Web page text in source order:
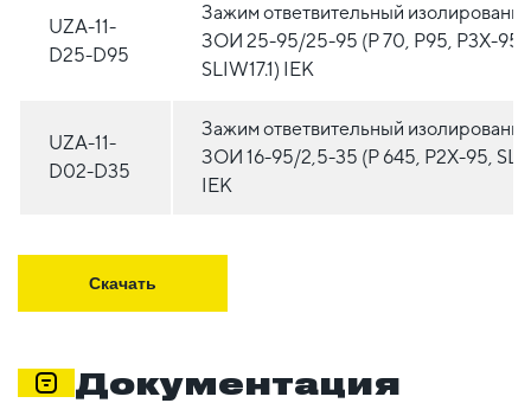
UZA-11-
D25-D95
Зажим ответвительный
ЗОИ 25-95/25-95 (P 70, P95, P3X-95,
SLIW17.1) IEK
UZA-11-
D02-D35
Зажим ответвительный
ЗОИ 16-95/2,5-35 (P 645, P2X-95,
IEK
Скачать
Документация